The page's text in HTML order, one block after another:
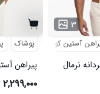
پوشاک
پیراهن
طرحدار لینن
۲,۲۹۹,۰۰۰ تومان
۳
آستین کوتاه
نرمال